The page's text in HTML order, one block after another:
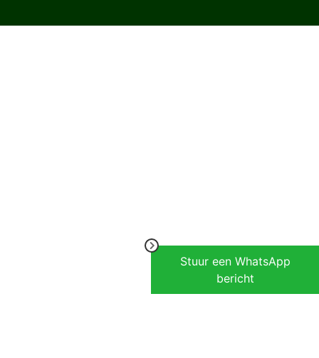
Stuur een WhatsApp
bericht